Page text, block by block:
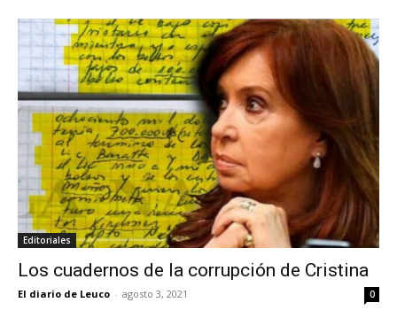
Editoriales
Los cuadernos de la corrupción de Cristina
El diario de Leuco - agosto 3, 2021 0